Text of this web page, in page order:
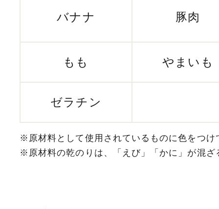
バナナ 豚肉
もも やまいも
ゼラチン
※原材料として使用されているものに色をつけ
※原材料の乾のりは、「えび」「かに」が混ざ